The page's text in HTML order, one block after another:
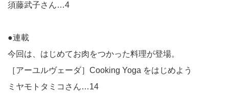
須藤武子さん…4
●連載
今回は、はじめてお肉をつかった料理が登場。
［アーユルヴェーダ］Cooking Yoga をはじめよう
ミヤモトタミコさん…14